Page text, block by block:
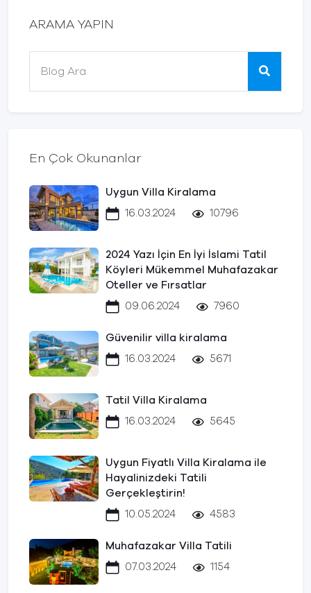
ARAMA YAPIN
En Çok Okunanlar
Uygun Villa Kiralama
16.03.2024
10796
2024 Yazı İçin En İyi İslami Tatil
Köyleri Mükemmel Muhafazakar
Oteller ve Fırsatlar
09.06.2024
7960
Güvenilir villa kiralama
16.03.2024
5671
Tatil Villa Kiralama
16.03.2024
5645
Uygun Fiyatlı Villa Kiralama ile
Hayalinizdeki Tatili
Gerçekleştirin!
10.05.2024
4583
Muhafazakar Villa Tatili
07.03.2024
1154